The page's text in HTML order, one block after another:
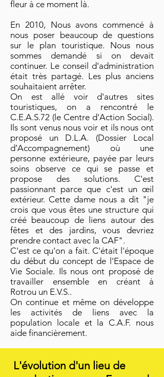
fleur à ce moment là.
En 2010, Nous avons commencé à
nous poser beaucoup de questions
sur le plan touristique. Nous nous
sommes demandé si on devait
continuer. Le conseil d'administration
était très partagé. Les plus anciens
souhaitaient arrêter.
On est allé voir d'autres sites
touristiques, on a rencontré le
C.E.A.S.72 (le Centre d'Action Social).
Ils sont venus nous voir et ils nous ont
proposé un D.L.A. (Dossier Local
d’Accompagnement) où une
personne extérieure, payée par leurs
soins observe ce qui se passe et
propose des solutions. C'est
passionnant parce que c'est un œil
extérieur. Cette dame nous a dit "je
crois que vous êtes une structure qui
créé beaucoup de liens autour des
fêtes et des jardins, vous devriez
prendre contact avec la CAF".
C'est ce qu'on a fait. C'était l'époque
du début du concept de l'Espace de
Vie Sociale. Ils nous ont proposé de
travailler ensemble en créant à
Rotrou un E.V.S..
On continue et même on développe
les activités de liens avec la
population locale et la C.A.F. nous
aide financièrement.
L'évolution d'un lieu de